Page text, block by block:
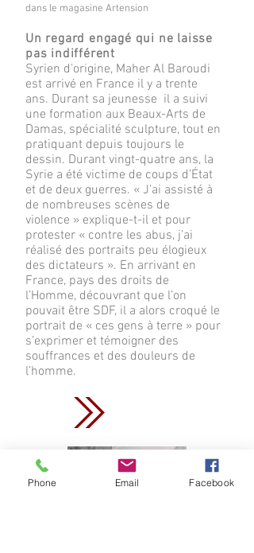
dans le magasine Artension
Un regard engagé qui ne laisse
pas indifférent
Syrien d’origine, Maher Al Baroudi
est arrivé en France il y a trente
ans. Durant sa jeunesse il a suivi
une formation aux Beaux-Arts de
Damas, spécialité sculpture, tout en
pratiquant depuis toujours le
dessin. Durant vingt-quatre ans, la
Syrie a été victime de coups d’État
et de deux guerres. « J’ai assisté à
de nombreuses scènes de
violence » explique-t-il et pour
protester « contre les abus, j’ai
réalisé des portraits peu élogieux
des dictateurs ». En arrivant en
France, pays des droits de
l’Homme, découvrant que l’on
pouvait être SDF, il a alors croqué le
portrait de « ces gens à terre » pour
s’exprimer et témoigner des
souffrances et des douleurs de
l’homme.
Phone Email Facebook